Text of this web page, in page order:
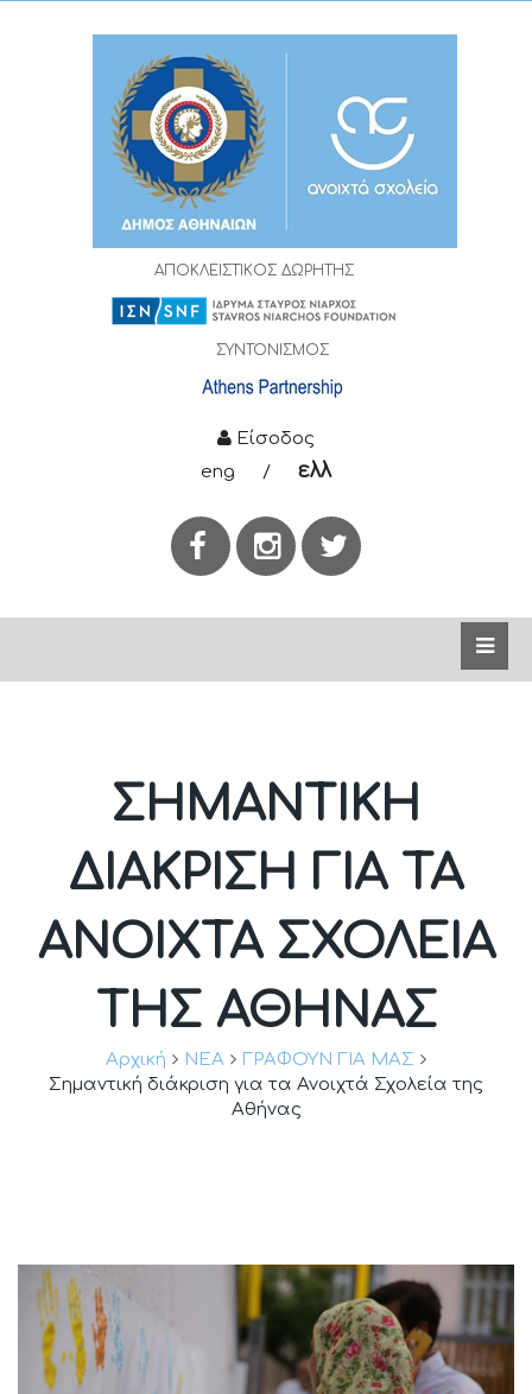
ΑΠΟΚΛΕΙΣΤΙΚΟΣ ΔΩΡΗΤΗΣ
ΣΥΝΤΟΝΙΣΜΟΣ
Είσοδος
eng
/ ελλ
ΣΗΜΑΝΤΙΚΉ
ΔΙΆΚΡΙΣΗ ΓΙΑ ΤΑ
ΑΝΟΙΧΤΆ ΣΧΟΛΕΊΑ
ΤΗΣ ΑΘΉΝΑΣ
Αρχική ΝΕΑ
ΓΡΑΦΟΥΝ ΓΙΑ ΜΑΣ
Σημαντική διάκριση για τα Ανοιχτά Σχολεία της
Αθήνας